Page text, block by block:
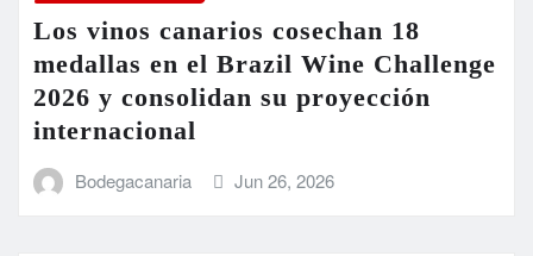
Los vinos canarios cosechan 18
medallas en el Brazil Wine Challenge
2026 y consolidan su proyección
internacional
Bodegacanaria Jun 26, 2026